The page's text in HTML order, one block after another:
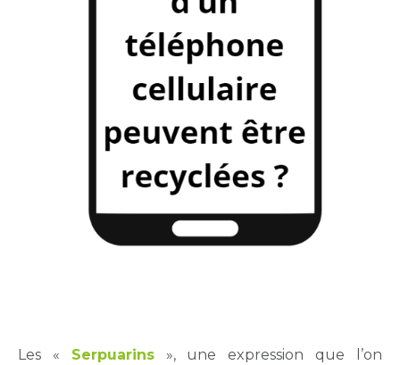
Les « Serpuarins
», une expression que l’on